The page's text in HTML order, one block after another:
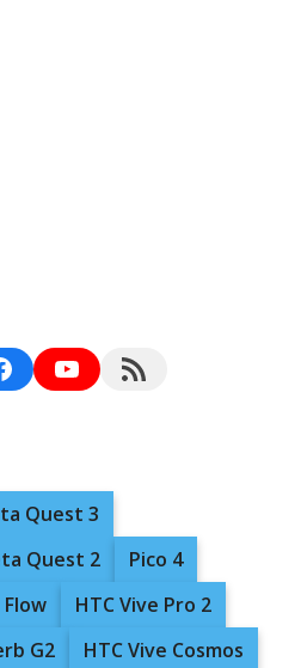
YouTubeRSS Feed
Quest 3
Quest 2
Pico 4
Flow
HTC Vive Pro 2
G2 HTC Vive Cosmos